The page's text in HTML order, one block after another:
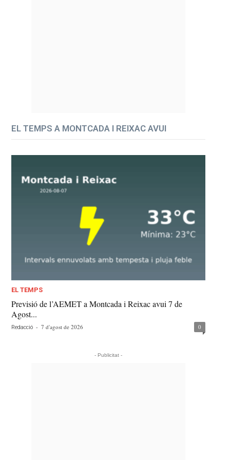
EL TEMPS A MONTCADA I REIXAC AVUI
EL TEMPS
Previsió de l’AEMET a Montcada i Reixac avui 7 de
Agost...
Redacció - 7 d'agost de 2026 0
- Publicitat -